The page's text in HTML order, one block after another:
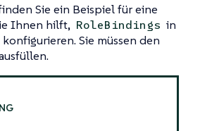
Sie ein Beispiel für eine
Ihnen hilft, RoleBindings in
Sie müssen den